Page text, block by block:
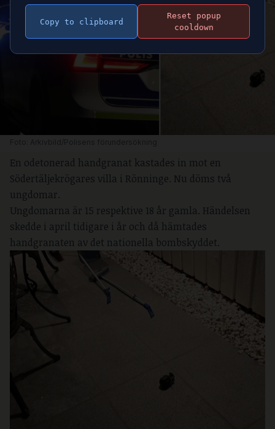
En odetonerad handgranat kastades in mot en
Södertäljekrögares villa i Rönninge. Nu döms två
ungdomar.
Ungdomarna är 15 respektive 18 år gamla. Händelsen
skedde i april tidigare i år och då hämtades
handgranaten av det nationella bombskyddet.
Copy to clipboard
Reset popup
cooldown